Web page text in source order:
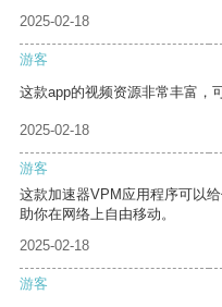
2025-02-18
游客
这款app的视频资源非常丰富，
2025-02-18
游客
这款加速器VPM应用程序可以
助你在网络上自由移动。
2025-02-18
游客